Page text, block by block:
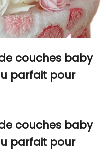
couches baby
parfait pour
couches baby
parfait pour